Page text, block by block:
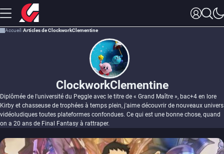
Accueil Articles de ClockworkClementine
ClockworkClementine
Diplômée de l'université du Peggle avec le titre de « Grand Maître », bac+4 en lore
Kirby et chasseuse de trophées à temps plein, j'aime découvrir de nouveaux univers
vidéoludiques toutes plateformes confondues. Ce qui est une bonne chose, quand
on a 20 ans de Final Fantasy à rattraper.